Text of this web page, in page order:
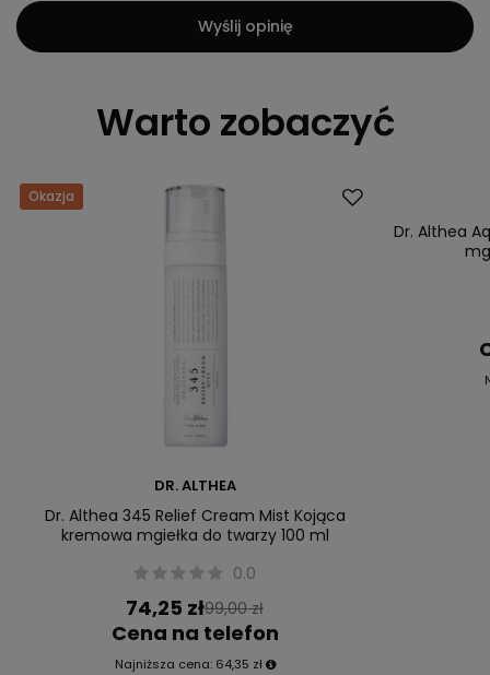
Wyślij opinię
Warto zobaczyć
Okazja
DR. ALTHEA
Dr. Althea 345 Relief Cream Mist Kojąca
kremowa mgiełka do twarzy 100 ml
0.0
74,25 zł99,00 zł
Cena na telefon
Najniższa cena: 64,35 zł
Nasz
Dr. Althea